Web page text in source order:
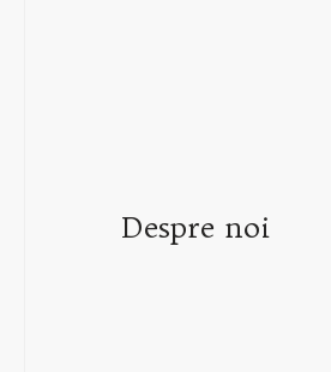
Despre noi